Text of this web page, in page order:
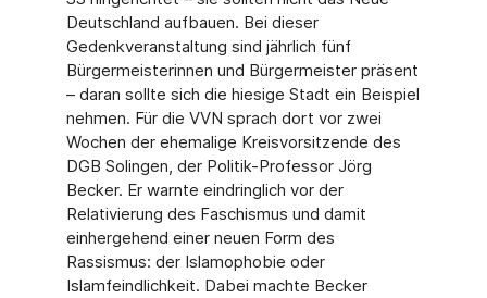
Deutschland aufbauen. Bei dieser
Gedenkveranstaltung sind jährlich fünf
Bürgermeisterinnen und Bürgermeister präsent
– daran sollte sich die hiesige Stadt ein Beispiel
nehmen. Für die VVN sprach dort vor zwei
Wochen der ehemalige Kreisvorsitzende des
DGB Solingen, der Politik-Professor Jörg
Becker. Er warnte eindringlich vor der
Relativierung des Faschismus und damit
einhergehend einer neuen Form des
Rassismus: der Islamophobie oder
Islamfeindlichkeit. Dabei machte Becker